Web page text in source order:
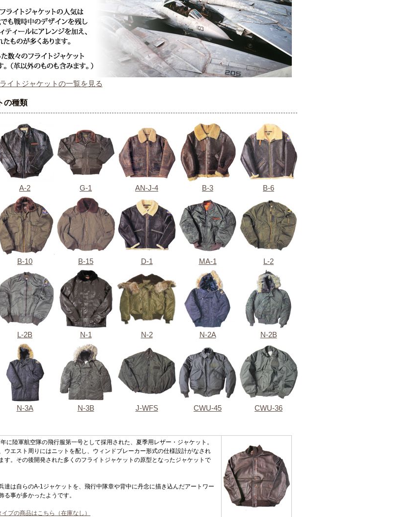
イトジャケットの一覧を見る
の種類
A-2 G-1 AN-J-4 B-3 B-6
B-10 B-15 D-1 MA-1 L-2
L-2B N-1 N-2 N-2A N-2B
N-3A N-3B J-WFS CWU-45 CWU-36
に陸軍航空隊の飛行服第一号として採用された、夏季用レザー・ジャケット。
ウエスト周りにはニットを配し、ウィンドブレーカー形式の仕様設計がなされ
す。その後開発された多くのフライトジャケットの原型となったジャケットで
達は自らのA-1ジャケットを、飛行中隊章や背中に丹念に描き込んだアートワー
る事が多かったようです。
イプの商品はこちら（在庫なし）